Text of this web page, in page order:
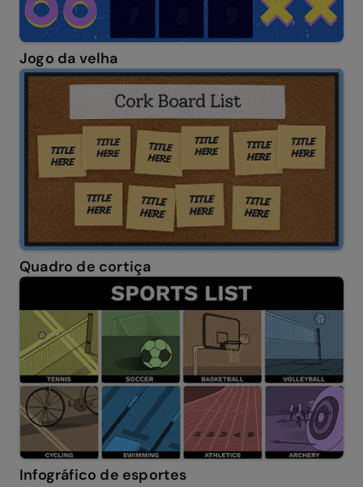
Jogo da velha
Quadro de cortiça
Infográfico de esportes